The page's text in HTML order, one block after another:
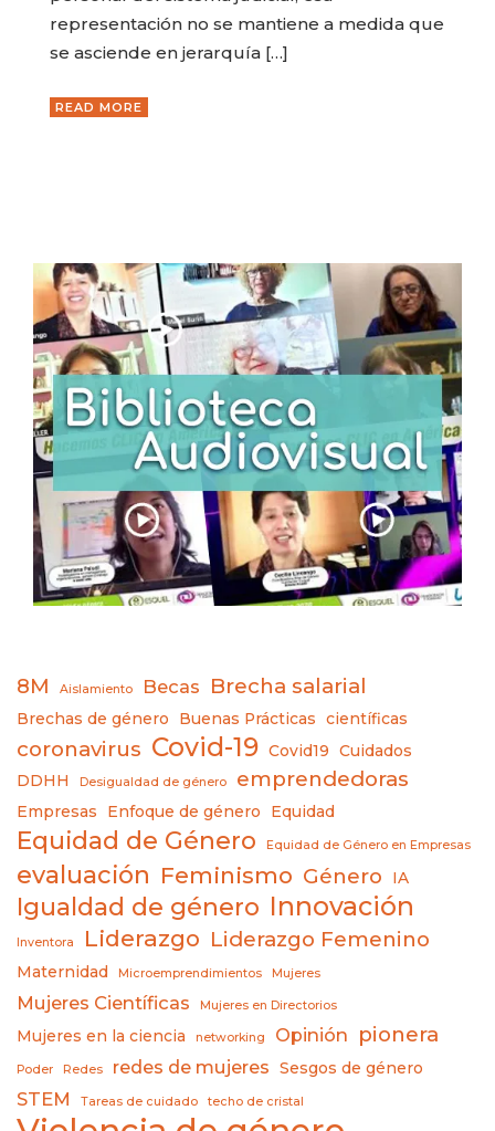
representación no se mantiene a medida que
se asciende en jerarquía […]
READ MORE
8M Aislamiento Becas Brecha salarial
Brechas de género Buenas Prácticas científicas
coronavirus Covid-19 Covid19
Cuidados
DDHH
Desigualdad de género emprendedoras
Empresas Enfoque de género Equidad
Equidad de Género Equidad de Género en Empresas
evaluación Feminismo Género IA
Igualdad de género Innovación
Inventora Liderazgo Liderazgo Femenino
Maternidad Microemprendimientos Mujeres
Mujeres Científicas Mujeres en Directorios
Mujeres en la ciencia networking Opinión pionera
Poder Redes redes de mujeres Sesgos de género
STEM Tareas de cuidado techo de cristal